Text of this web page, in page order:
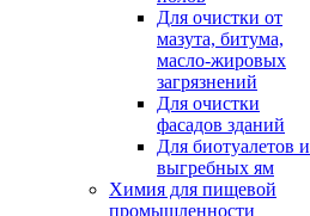
Для очистки от
мазута, битума,
масло-жировых
загрязнений
Для очистки
фасадов зданий
Для биотуалетов и
выгребных ям
Химия для пищевой
промышленности